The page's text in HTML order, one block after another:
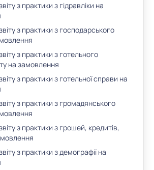
з практики з гідравліки на
з практики з господарського
з практики з готельного
на замовлення
з практики з готельної справи на
з практики з громадянського
з практики з грошей, кредитів,
з практики з демографії на